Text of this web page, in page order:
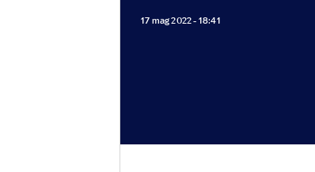
17 mag 2022 - 18:41